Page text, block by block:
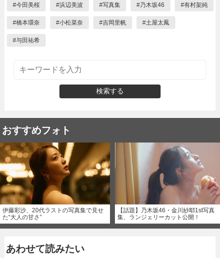
#今田美桜 #浜辺美波 #写真集 #乃木坂46 #有村架純
#橋本環奈 #小松菜奈 #吉岡里帆 #土屋太鳳
#与田祐希
検索する
おすすめフォト
伊藤彩沙、20代ラストの写真集で見せ
た“大人の甘さ”
【話題】乃木坂46・金川紗耶1st写真
集、ランジェリーカット公開！
あわせて読みたい